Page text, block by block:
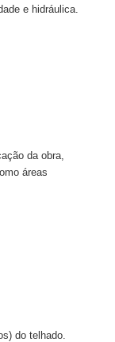
e hidráulica.
da obra,
áreas
do telhado.